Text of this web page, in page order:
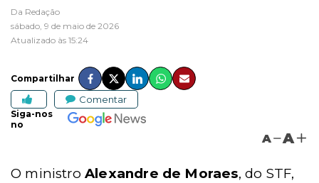
Da Redação
sábado, 9 de maio de 2026
Atualizado às 15:24
Compartilhar
Comentar
Siga-nos
no
A A
O ministroAlexandre de Moraes, do STF,